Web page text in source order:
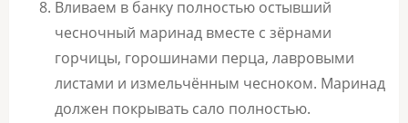
Вливаем в банку полностью остывший
чесночный маринад вместе с зёрнами
горчицы, горошинами перца, лавровыми
листами и измельчённым чесноком. Маринад
должен покрывать сало полностью.